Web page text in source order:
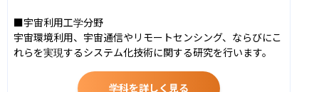
■宇宙利用工学分野
宇宙環境利用、宇宙通信やリモートセンシング、ならびにこ
れらを実現するシステム化技術に関する研究を行います。
学科を詳しく見る